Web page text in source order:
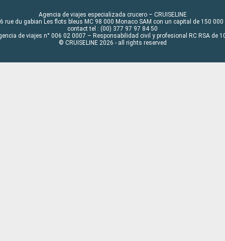
Agencia de viajes especializada crucero – CRUISELINE
rue du gabian Les flots bleus MC 98 000 Monaco SAM con un capital de 150 000
contact tel : (00) 377 97 97 84 50
de viajes n° 006 02 0007 – Responsabilidad civil y profesional RC RSA de
© CRUISELINE 2026 - all rights reserved